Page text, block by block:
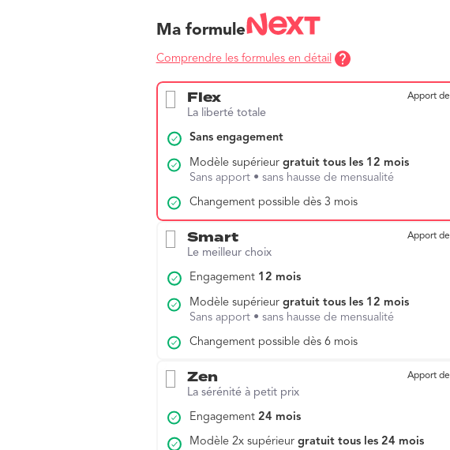
Ma formule
Comprendre les formules en détail
Flex
La liberté totale
Apport de
Sans engagement
Modèle supérieur gratuit tous les 12 mois
Sans apport • sans hausse de mensualité
Changement possible dès 3 mois
Smart
Le meilleur choix
Apport de
Engagement 12 mois
Modèle supérieur gratuit tous les 12 mois
Sans apport • sans hausse de mensualité
Changement possible dès 6 mois
Zen
La sérénité à petit prix
Apport de
Engagement 24 mois
Modèle 2x supérieur gratuit tous les 24 mois